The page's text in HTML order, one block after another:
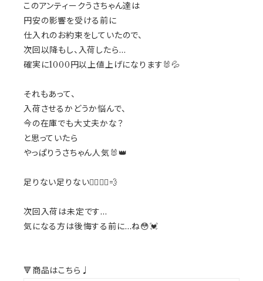
このアンティークうさちゃん達は
円安の影響を受ける前に
仕入れのお約束をしていたので、
次回以降もし、入荷したら…
確実に1000円以上値上げになります🐰💦
それもあって、
入荷させるかどうか悩んで、
今の在庫でも大丈夫かな？
と思っていたら
やっぱりうさちゃん人気🐰👑
足りない足りない🏃‍♀️🏃‍♀️💨
次回入荷は未定です…
気になる方は後悔する前に…ね😳💓
🔻商品はこちら♩